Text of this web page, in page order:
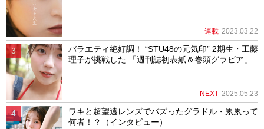
連載 2023.03.22
バラエティ絶好調！ “STU48の元気印” 2期生・工藤
理子が挑戦した 「週刊誌初表紙＆巻頭グラビア」
NEXT 2025.05.23
ワキと超望遠レンズでバズったグラドル・累累って
何者！？（インタビュー）